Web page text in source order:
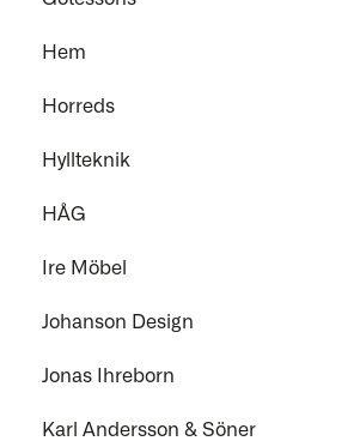
Hem
Horreds
Hyllteknik
HÅG
Ire Möbel
Johanson Design
Jonas Ihreborn
Karl Andersson & Söner